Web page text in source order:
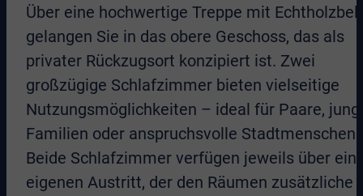
Über eine hochwertige Treppe mit
gelangen Sie in das obere Geschoss, das als
privater Rückzugsort konzipiert ist. Zwei
großzügige Schlafzimmer bieten vielseitige
Nutzungsmöglichkeiten – ideal für Paare,
Familien oder anspruchsvolle Stadtmenschen.
Beide Schlafzimmer verfügen jeweils über
eigenen Austritt, der den Räumen zusätzliche